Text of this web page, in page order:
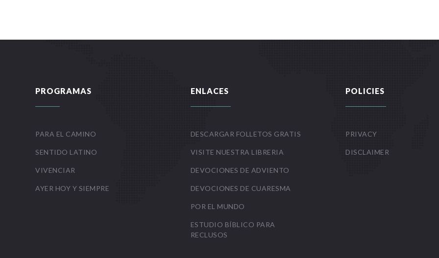
PROGRAMAS
PARA EL CAMINO
SENTIDO LATINO
VIVENCIAR
AYER HOY Y SIEMPRE
ENLACES
DESCARGAR FOLLETOS GRATIS
VISITE NUESTRA LIBRERIA
DEVOCIONES DE ADVIENTO
DEVOCIONES DE CUARESMA
POR EL MUNDO
ESTUDIO BÍBLICO PARA
RECLUSOS
POLICIES
PRIVACY
DISCLAIMER